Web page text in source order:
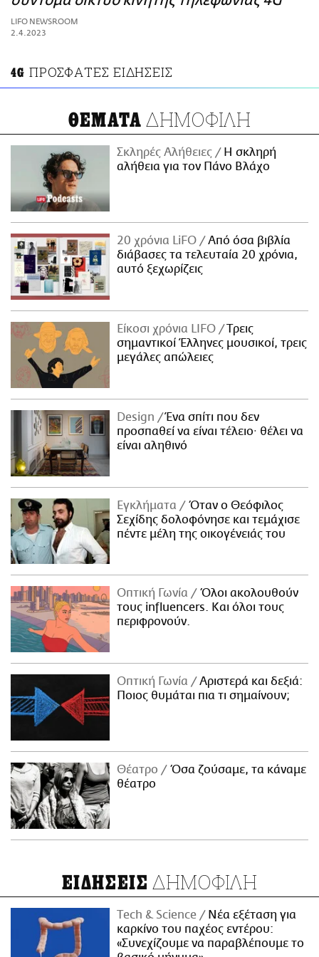
ΑΜΠΑ
PRINT
LIFO NEWSROOM
2.4.2023
4G ΠΡΟΣΦΑΤΕΣ ΕΙΔΗΣΕΙΣ
ΘΕΜΑΤΑ ΔΗΜΟΦΙΛΗ
Σκληρές Αλήθειες
H σκληρή
αλήθεια για τον Πάνο Βλάχο
20 χρόνια LiFO
Από όσα βιβλία
διάβασες τα τελευταία 20 χρόνια,
αυτό ξεχωρίζεις
Είκοσι χρόνια LIFO
Tρεις
σημαντικοί Έλληνες μουσικοί, τρεις
μεγάλες απώλειες
Design
Ένα σπίτι που δεν
προσπαθεί να είναι τέλειο· θέλει να
είναι αληθινό
Εγκλήματα
Όταν ο Θεόφιλος
Σεχίδης δολοφόνησε και τεμάχισε
πέντε μέλη της οικογένειάς του
Οπτική Γωνία
Όλοι ακολουθούν
τους influencers. Και όλοι τους
περιφρονούν.
Οπτική Γωνία
Αριστερά και δεξιά:
Ποιος θυμάται πια τι σημαίνουν;
Θέατρο
Όσα ζούσαμε, τα κάναμε
θέατρο
ΕΙΔΗΣΕΙΣ ΔΗΜΟΦΙΛΗ
Τech & Science
Νέα εξέταση για
καρκίνο του παχέος εντέρου:
«Συνεχίζουμε να παραβλέπουμε το